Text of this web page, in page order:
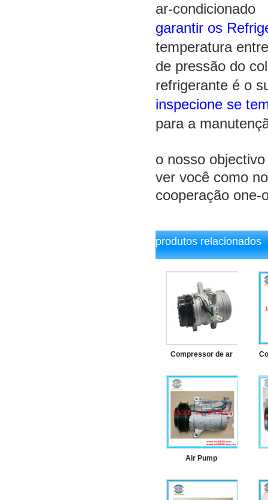
ar-condicionado
garantir os
temperatura
de pressão do
refrigerante é o
inspecione se
para a
o nosso
ver você como
cooperação one-
produtos relacionados
Compressor de ar
automotivo Delphi
Harrison SP-10 SP10
para Daewoo
Chevrolet matiz
Air Pump
para Genuine